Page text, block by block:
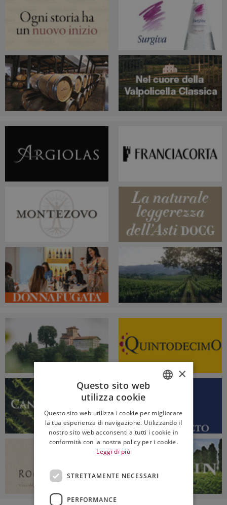
ENGLISH
×
Questo sito web
utilizza cookie
Questo sito web utilizza i cookie per migliorare
la tua esperienza di navigazione. Utilizzando il
nostro sito web acconsenti a tutti i cookie in
conformità con la nostra policy per i cookie.
Leggi di più
STRETTAMENTE NECESSARI
PERFORMANCE